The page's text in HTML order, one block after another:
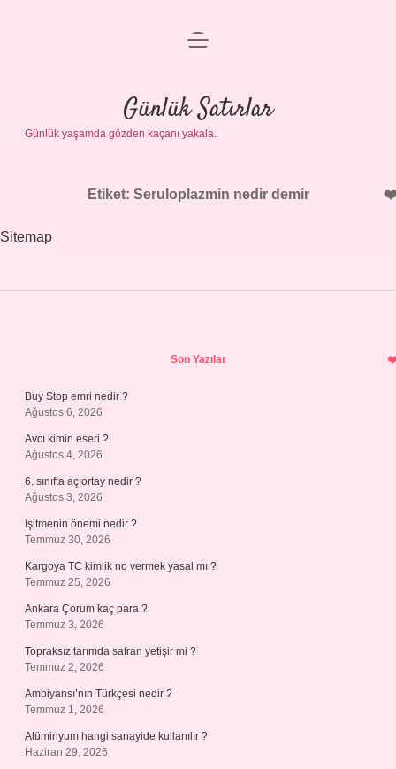
Anasayfa
Gizlilik Politikası
Yasal Uyarı
menüyü
Günlük Satırlar
Günlük yaşamda gözden kaçanı yakala.
Etiket: Seruloplazmin nedir demir
Sitemap
Son Yazılar
Buy Stop emri nedir ?
Ağustos 6, 2026
Avcı kimin eseri ?
Ağustos 4, 2026
6. sınıfta açıortay nedir ?
Ağustos 3, 2026
Işitmenin önemi nedir ?
Temmuz 30, 2026
Kargoya TC kimlik no vermek yasal mı ?
Temmuz 25, 2026
Ankara Çorum kaç para ?
Temmuz 3, 2026
Topraksız tarımda safran yetişir mi ?
Temmuz 2, 2026
Ambiyansı’nın Türkçesi nedir ?
Temmuz 1, 2026
Alüminyum hangi sanayide kullanılır ?
Haziran 29, 2026